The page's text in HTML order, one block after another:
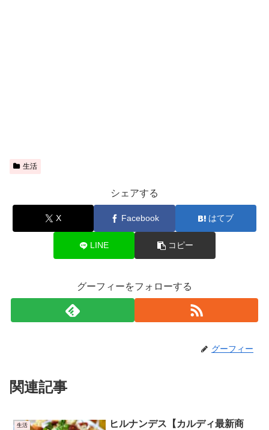
生活
シェアする
X Facebook はてブ
LINE コピー
グーフィーをフォローする
グーフィー
関連記事
生活
ヒルナンデス【カルディ最新商